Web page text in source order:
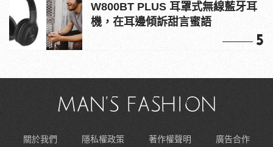
W800BT PLUS 耳罩式無線藍牙耳
機，在耳邊傾訴甜言蜜語
5
關於我們 隱私權政策 著作權聲明 廣告合作